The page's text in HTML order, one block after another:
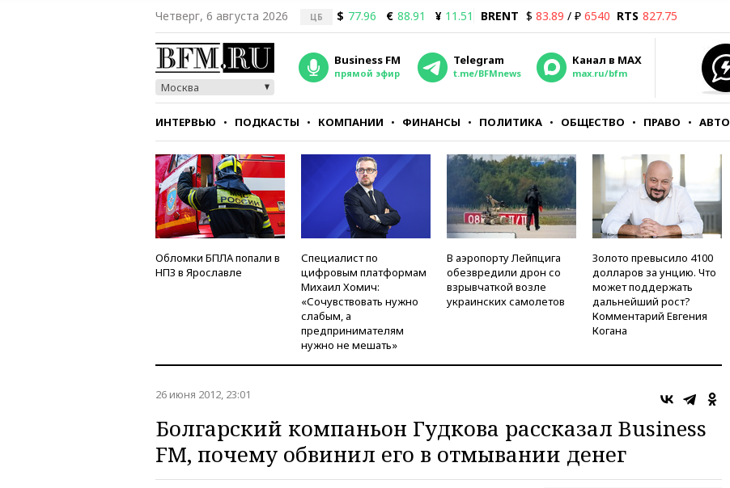
Четверг, 6 августа 2026 ЦБ $ 77.96 € 88.91 ¥ 11.51 BRENT $ 83.89 / ₽ 6540 RTS 827.75
Москва
Business FM
прямой эфир
Telegram
t.me/BFMnews
Канал в MAX
max.ru/bfm
ИНТЕРВЬЮ ПОДКАСТЫ КОМПАНИИ ФИНАНСЫ ПОЛИТИКА ОБЩЕСТВО ПРАВО АВТО
СТИЛЬ ТЕСТЫ
Обломки БПЛА попали в
НПЗ в Ярославле
Специалист по
цифровым платформам
Михаил Хомич:
«Сочувствовать нужно
слабым, а
предпринимателям
нужно не мешать»
В аэропорту Лейпцига
обезвредили дрон со
взрывчаткой возле
украинских самолетов
Золото превысило 4100
долларов за унцию. Что
может поддержать
дальнейший рост?
Комментарий Евгения
Когана
26 июня 2012, 23:01
Болгарский компаньон Гудкова рассказал Business
FM, почему обвинил его в отмывании денег